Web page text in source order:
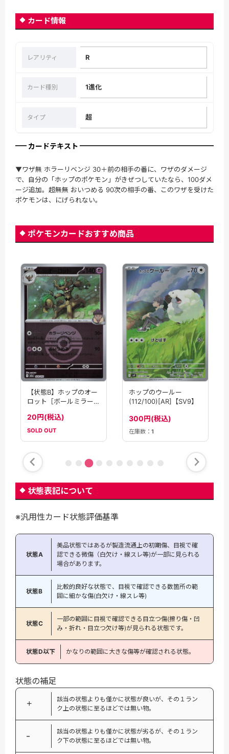
カード情報
レアリティ R
カード種別 1進化
タイプ 超
カードテキスト
▼ワザ無 ホラーリベンジ 30＋前の相手の番に、ワザのダメージ
で、自分の「ホップのポケモン」がきぜつしていたなら、100ダメ
ージ追加。超無無 おいつめる 90次の相手の番、このワザを受けた
ポケモンは、にげられない。
ポケモンカードおすすめ商品
【状態B】ホップのオー
ロット［ボールミラー］
20円(税込)
SOLD OUT
ホップのウールー
(112/100)[AR]【SV9】
300円(税込)
在庫数： 1
状態表記について
※汎用性カード状態評価基準
状態A
美品状態ではあるが製造流通上の初期傷、目視で確
認できる微傷（白欠け・線スレ等)が一部に見られる
場合があります。
状態B
比較的良好な状態で、目視で確認できる数箇所の範
囲に細かな傷(白欠け・線スレ等)
状態C
一部の範囲に目視で確認できる目立つ傷(擦り傷・凹
み・折れ・目立つ欠け等)が見られる状態です。
状態D以下 かなりの範囲に大きな傷等が確認される状態。
状態の補足
＋
該当の状態よりも僅かに状態が良いが、その１ラン
ク上の状態に至るほどでは無い物。
−
該当の状態よりも僅かに状態が劣るが、その１ラン
ク下の状態に至るほどでは無い物。